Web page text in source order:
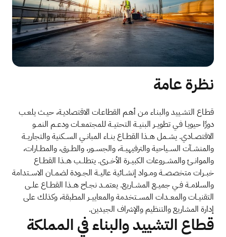
نظرة عامة
قطـاع التشـييد والبنـاء مـن أهـم القطاعـات الاقتصاديـة، حيـث يلعـب
دورًا حيويـا فـي تطويــر البنيــة التحتيــة للمجتمعــات ودعــم النمــو
الاقتصــادي. يشــمل هــذا القطــاع بنــاء المبانــي الســكنية والتجاريــة
والمنشــآت الســياحية والترفيهيــة، والجســور، والطــرق، والمطــارات،
والموانــئ والمشــروعات الكبيــرة الأخــرى. يتطلــب هــذا القطــاع
خبــرات متخصصــة ومــواد إنشــائية عاليــة الجــودة لضمــان الاســتدامة
والسلامــة فــي جميــع المشــاريع. يعتمــد نجــاح هــذا القطــاع علــى
التقنيــات والمعــدات المســتخدمة والمعاييــر المطبقة، وكذلك على
إدارة المشاريع والتنظيم والإشراف الجيدين.
قطاع التشييد والبناء في المملكة